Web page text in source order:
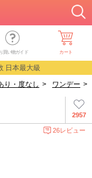
買い物ガイド カート
日本最大級
り・度なし > ワンデー >
2957
26レビュー